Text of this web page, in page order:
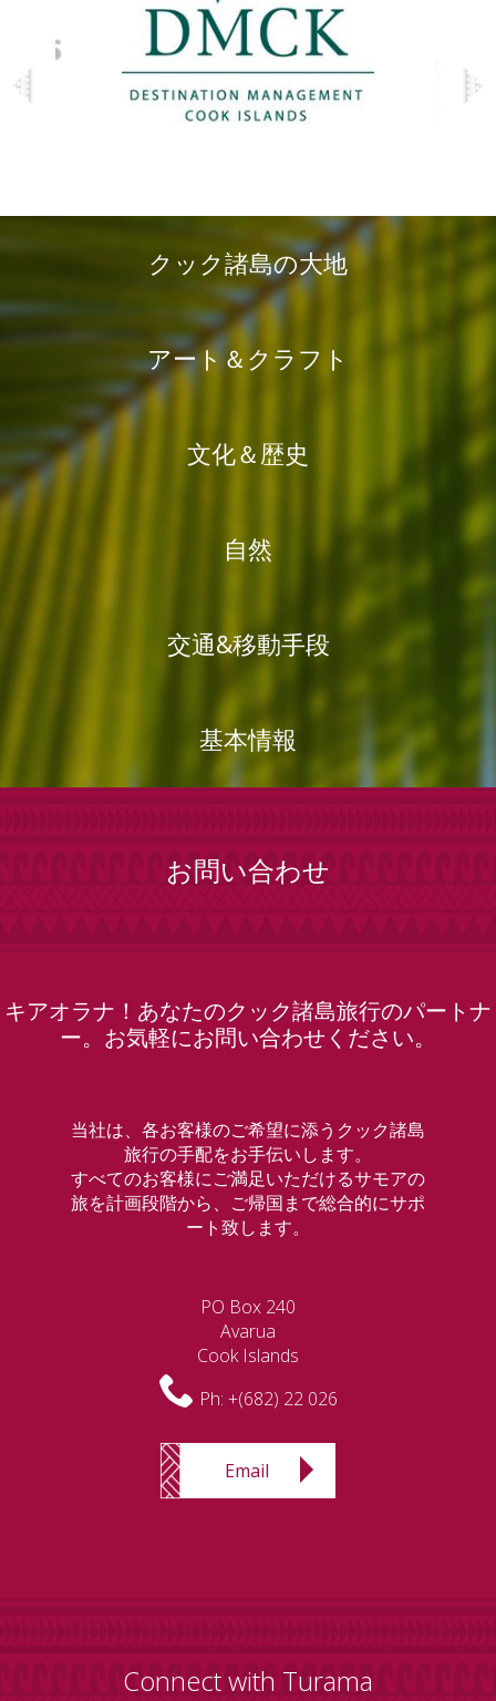
クック諸島の大地
アート＆クラフト
文化＆歴史
自然
交通&移動手段
基本情報
お問い合わせ
キアオラナ！あなたのクック諸島旅行のパートナ
ー。お気軽にお問い合わせください。
当社は、各お客様のご希望に添うクック諸島
旅行の手配をお手伝いします。
すべてのお客様にご満足いただけるサモアの
旅を計画段階から、ご帰国まで総合的にサポ
ート致します。
PO Box 240
Avarua
Cook Islands
Ph: +(682) 22 026
Email
Connect with Turama